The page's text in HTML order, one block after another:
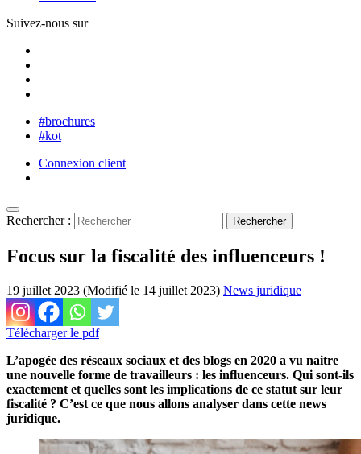
Suivez-nous sur
#brochures
#kot
Connexion client
Rechercher :
Focus sur la fiscalité des influenceurs !
19 juillet 2023 (Modifié le 14 juillet 2023) News juridique
Télécharger le pdf
L’apogée des réseaux sociaux et des blogs en 2020 a vu naitre
une nouvelle forme de travailleurs : les influenceurs. Qui sont-ils
exactement et quelles sont les implications de ce statut sur leur
fiscalité ? C’est ce que nous allons analyser dans cette news
juridique.